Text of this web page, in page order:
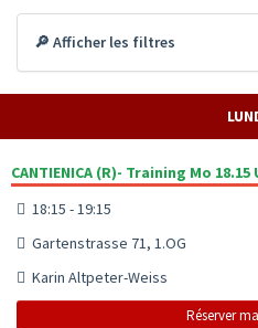
🔎 Afficher les filtres
CANTIENICA (R)- Training Mo
18:15 - 19:15
Gartenstrasse 71, 1.OG
Karin Altpeter-Weiss
Réserver